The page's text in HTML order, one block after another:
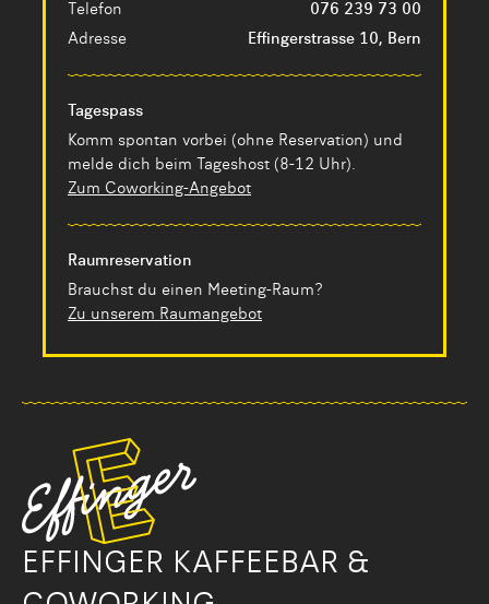
EFFINGER KAFFEEBAR &
Telefon
076 239 73 00
Adresse
Effingerstrasse 10, Bern
Tagespass
Komm spontan vorbei (ohne Reservation) und
melde dich beim Tageshost (8-12 Uhr).
Zum Coworking-Angebot
Raumreservation
Brauchst du einen Meeting-Raum?
Zu unserem Raumangebot